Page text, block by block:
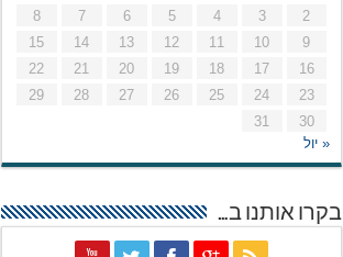
2
3
4
5
6
7
8
9
10
11
12
13
14
15
16
17
18
19
20
21
22
23
24
25
26
27
28
29
30
31
« יול
בקרו אותנו ב…